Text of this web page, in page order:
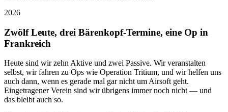
2026
Zwölf Leute, drei Bärenkopf-Termine, eine Op in
Frankreich
Heute sind wir zehn Aktive und zwei Passive. Wir veranstalten
selbst, wir fahren zu Ops wie Operation Tritium, und wir helfen uns
auch dann, wenn es gerade mal gar nicht um Airsoft geht.
Eingetragener Verein sind wir übrigens immer noch nicht — und
das bleibt auch so.